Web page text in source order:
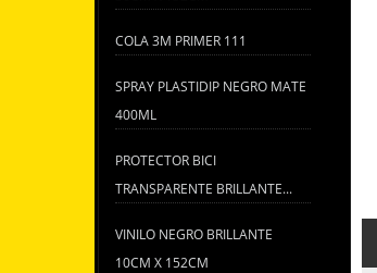
COLA 3M PRIMER 111
SPRAY PLASTIDIP NEGRO MATE
400ML
PROTECTOR BICI
TRANSPARENTE BRILLANTE...
VINILO NEGRO BRILLANTE
10CM X 152CM